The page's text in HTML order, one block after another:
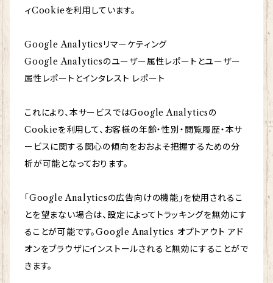
ィCookieを利用しています。
Google Analyticsリマーケティング
Google Analyticsのユーザー属性レポートとユーザー
属性レポートとインタレスト レポート
これにより、本サービスではGoogle Analyticsの
Cookieを利用して、お客様の年齢・性別・閲覧履歴・本サ
ービスに関する関心の傾向をおおよそ把握するための分
析が可能となっております。
「Google Analyticsの広告向けの機能」を使用されるこ
とを望まない場合は、設定によってトラッキングを無効にす
ることが可能です。Google Analytics オプトアウト アド
オンをブラウザにインストールされると無効にすることがで
きます。